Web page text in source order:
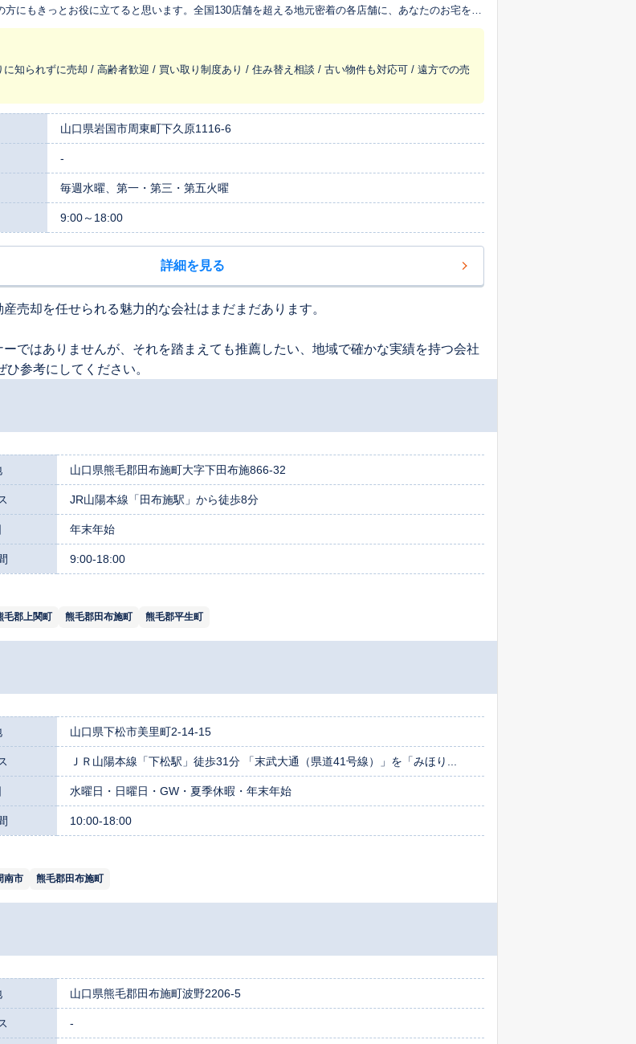
方にもきっとお役に立てると思います。全国130店舗を超える地元密着の各店舗に、あなたのお宅を生
みつなぐお手伝いをさせてください。
に知られずに売却 / 高齢者歓迎 / 買い取り制度あり / 住み替え相談 / 古い物件も対応可 / 遠方での売
山口県岩国市周東町下久原1116-6
-
毎週水曜、第一・第三・第五火曜
9:00～18:00
詳細を見る
売却を任せられる魅力的な会社はまだまだあります。
ではありませんが、それを踏まえても推薦したい、地域で確かな実績を持つ会社
参考にしてください。
山口県熊毛郡田布施町大字下田布施866-32
JR山陽本線「田布施駅」から徒歩8分
年末年始
9:00-18:00
毛郡上関町 熊毛郡田布施町 熊毛郡平生町
山口県下松市美里町2-14-15
ＪＲ山陽本線「下松駅」徒歩31分 「末武大通（県道41号線）」を「みほり...
水曜日・日曜日・GW・夏季休暇・年末年始
10:00-18:00
南市 熊毛郡田布施町
山口県熊毛郡田布施町波野2206-5
-